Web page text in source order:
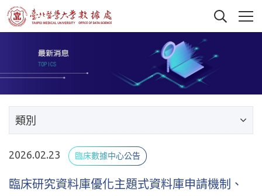
類別
2026.02.23 臨床數據中心公告
臨床研究資料庫優化主題式資料庫申請機制、